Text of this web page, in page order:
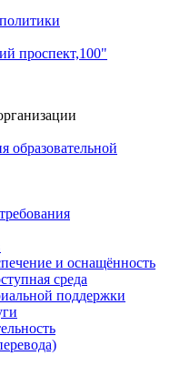
проспект,100"
образовательной
и оснащённость
среда
поддержки